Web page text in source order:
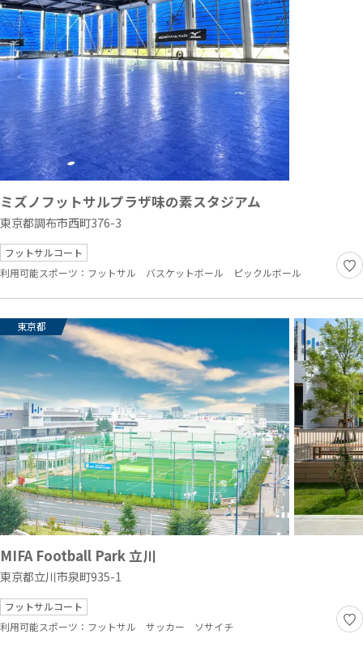
ミズノフットサルプラザ味の素スタジアム
東京都調布市西町376-3
フットサルコート
利用可能スポーツ： フットサル バスケットボール ピックルボール
東京都
MIFA Football Park 立川
東京都立川市泉町935-1
フットサルコート
利用可能スポーツ： フットサル サッカー ソサイチ